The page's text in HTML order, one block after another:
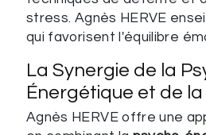
stress. Agnès HERVE
qui favorisent l'équilibre
La Synergie de la
Énergétique et de
Agnès HERVE offre une